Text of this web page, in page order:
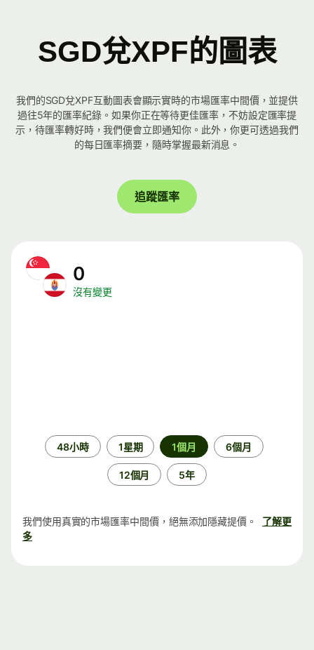
SGD兌XPF的圖表
我們的SGD兌XPF互動圖表會顯示實時的市場匯率中間價，並提供
過往5年的匯率紀錄。如果你正在等待更佳匯率，不妨設定匯率提
示，待匯率轉好時，我們便會立即通知你。此外，你更可透過我們
的每日匯率摘要，隨時掌握最新消息。
追蹤匯率
0
沒有變更
48小時 1星期 1個月 6個月
12個月 5年
我們使用真實的市場匯率中間價，絕無添加隱藏提價。
了解更
多